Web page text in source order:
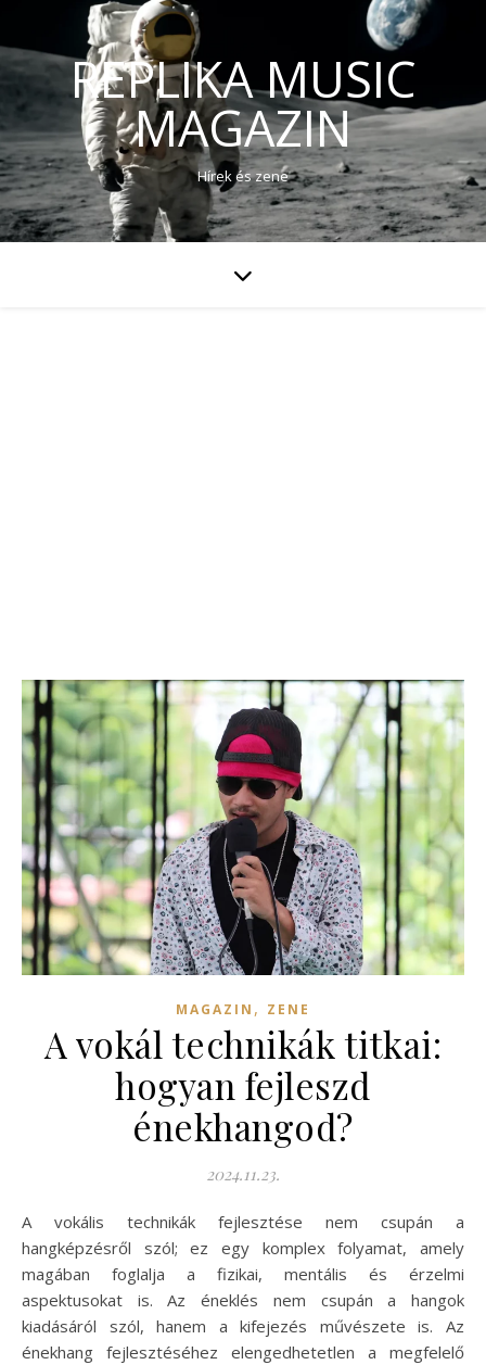
REPLIKA MUSIC
MAGAZIN
Hírek és zene
MAGAZIN , ZENE
A vokál technikák titkai:
hogyan fejleszd
énekhangod?
2024.11.23.
A vokális technikák fejlesztése nem csupán a
hangképzésről szól; ez egy komplex folyamat, amely
magában foglalja a fizikai, mentális és érzelmi
aspektusokat is. Az éneklés nem csupán a hangok
kiadásáról szól, hanem a kifejezés művészete is. Az
énekhang fejlesztéséhez elengedhetetlen a megfelelő